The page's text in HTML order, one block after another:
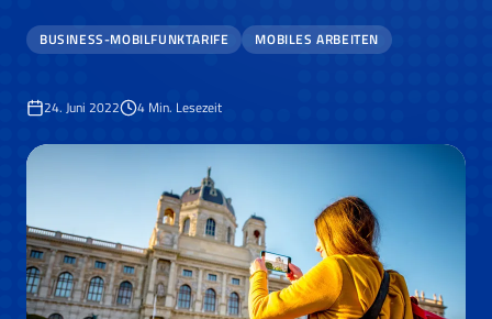
BUSINESS-MOBILFUNKTARIFE MOBILES ARBEITEN
24. Juni 2022 4 Min. Lesezeit